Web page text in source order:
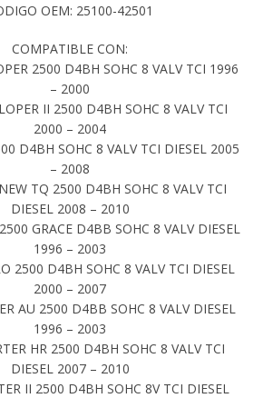
OEM: 25100-42501
COMPATIBLE CON:
2500 D4BH SOHC 8 VALV TCI 1996
– 2000
II 2500 D4BH SOHC 8 VALV TCI
2000 – 2004
D4BH SOHC 8 VALV TCI DIESEL 2005
– 2008
TQ 2500 D4BH SOHC 8 VALV TCI
DIESEL 2008 – 2010
GRACE D4BB SOHC 8 VALV DIESEL
1996 – 2003
2500 D4BH SOHC 8 VALV TCI DIESEL
2000 – 2007
AU 2500 D4BB SOHC 8 VALV DIESEL
1996 – 2003
HR 2500 D4BH SOHC 8 VALV TCI
DIESEL 2007 – 2010
II 2500 D4BH SOHC 8V TCI DIESEL